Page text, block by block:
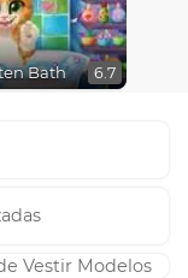
Bath 6.7
Vestir Modelos